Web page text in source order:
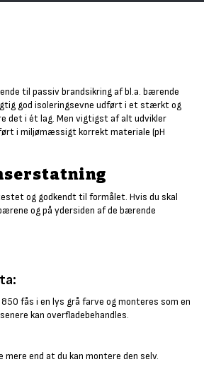
til passiv brandsikring af bl.a. bærende
god isoleringsevne udført i et stærkt og
det i ét lag. Men vigtigst af alt udvikler
i miljømæssigt korrekt materiale (pH
og godkendt til formålet. Hvis du skal
og på ydersiden af de bærende
850 fås i en lys grå farve og monteres som en
kan overfladebehandles.
mere end at du kan montere den selv.